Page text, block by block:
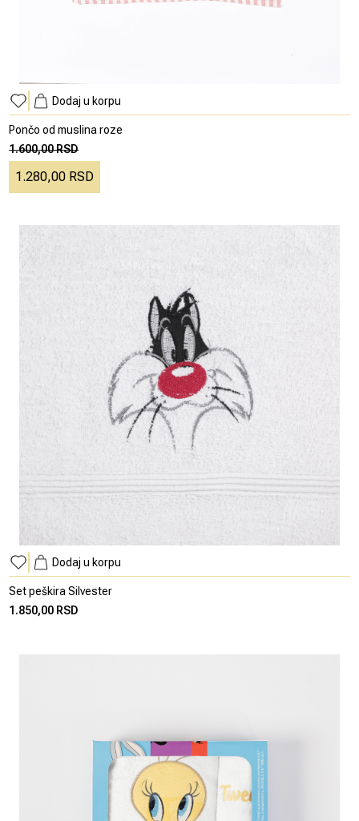
Dodaj u korpu
Pončo od muslina roze
1.600,00 RSD
1.280,00 RSD
Dodaj u korpu
Set peškira Silvester
1.850,00 RSD